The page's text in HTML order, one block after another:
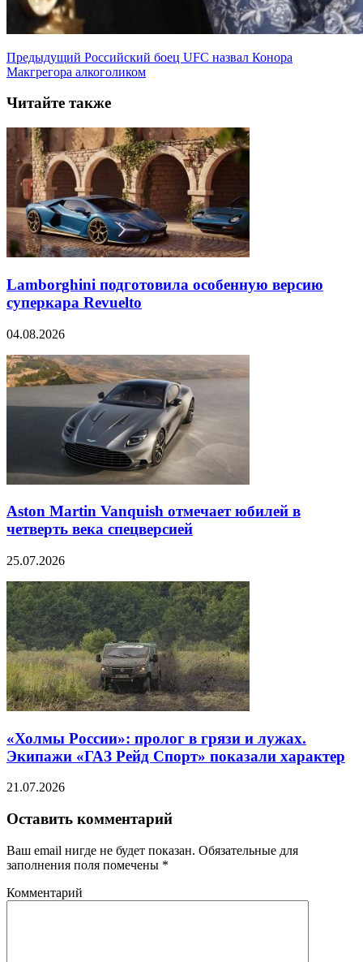
Предыдущий Российский боец UFC назвал Конора
Макгрегора алкоголиком
Читайте также
Lamborghini подготовила особенную версию
суперкара Revuelto
04.08.2026
Aston Martin Vanquish отмечает юбилей в
четверть века спецверсией
25.07.2026
«Холмы России»: пролог в грязи и лужах.
Экипажи «ГАЗ Рейд Спорт» показали характер
21.07.2026
Оставить комментарий
Ваш email нигде не будет показан. Обязательные для
заполнения поля помечены *
Комментарий